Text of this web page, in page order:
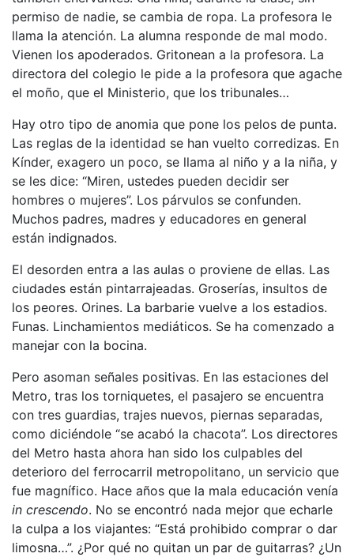
permiso de nadie, se cambia de ropa. La profesora le
llama la atención. La alumna responde de mal modo.
Vienen los apoderados. Gritonean a la profesora. La
directora del colegio le pide a la profesora que agache
el moño, que el Ministerio, que los tribunales…
Hay otro tipo de anomia que pone los pelos de punta.
Las reglas de la identidad se han vuelto corredizas. En
Kínder, exagero un poco, se llama al niño y a la niña, y
se les dice: “Miren, ustedes pueden decidir ser
hombres o mujeres”. Los párvulos se confunden.
Muchos padres, madres y educadores en general
están indignados.
El desorden entra a las aulas o proviene de ellas. Las
ciudades están pintarrajeadas. Groserías, insultos de
los peores. Orines. La barbarie vuelve a los estadios.
Funas. Linchamientos mediáticos. Se ha comenzado a
manejar con la bocina.
Pero asoman señales positivas. En las estaciones del
Metro, tras los torniquetes, el pasajero se encuentra
con tres guardias, trajes nuevos, piernas separadas,
como diciéndole “se acabó la chacota”. Los directores
del Metro hasta ahora han sido los culpables del
deterioro del ferrocarril metropolitano, un servicio que
fue magnífico. Hace años que la mala educación venía
in crescendo. No se encontró nada mejor que echarle
la culpa a los viajantes: “Está prohibido comprar o dar
limosna…”. ¿Por qué no quitan un par de guitarras? ¿Un